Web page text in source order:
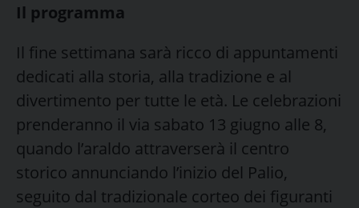
Il programma
Il fine settimana sarà ricco di appuntamenti
dedicati alla storia, alla tradizione e al
divertimento per tutte le età. Le celebrazioni
prenderanno il via sabato 13 giugno alle 8,
quando l’araldo attraverserà il centro
storico annunciando l’inizio del Palio,
seguito dal tradizionale corteo dei figuranti